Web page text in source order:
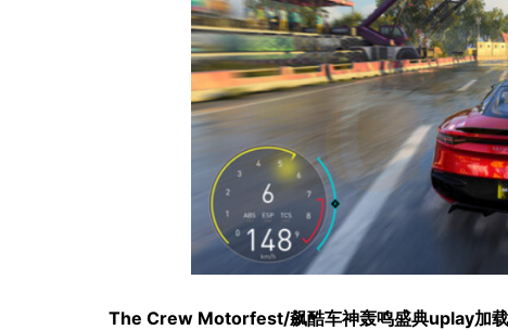
The Crew Motorfest/飙酷车神轰鸣盛典uplay加载